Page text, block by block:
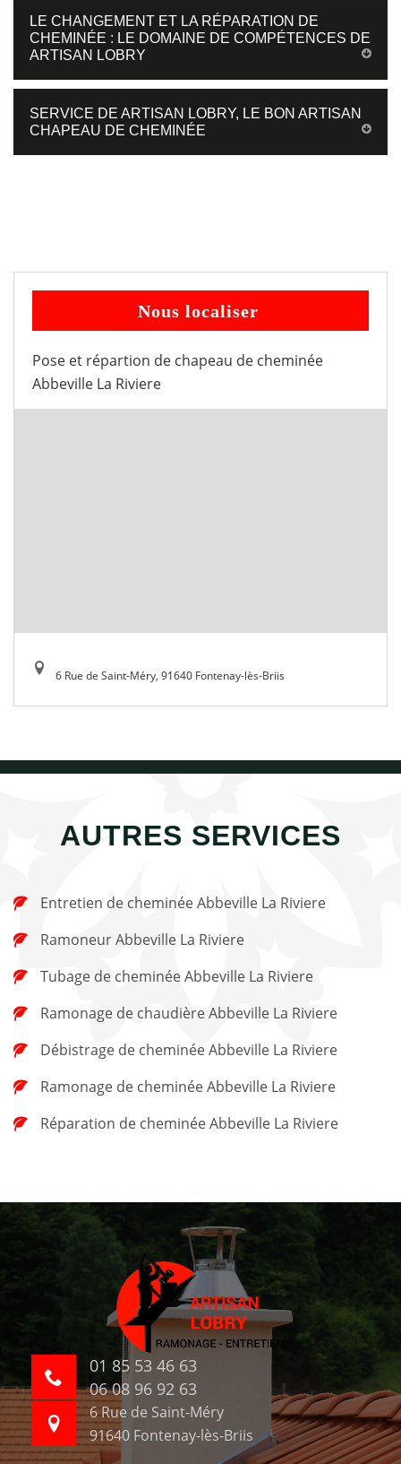
LE CHANGEMENT ET LA RÉPARATION DE
CHEMINÉE : LE DOMAINE DE COMPÉTENCES DE
ARTISAN LOBRY
SERVICE DE ARTISAN LOBRY, LE BON ARTISAN
CHAPEAU DE CHEMINÉE
Nous localiser
Pose et répartion de chapeau de cheminée
Abbeville La Riviere
6 Rue de Saint-Méry, 91640 Fontenay-lès-Briis
AUTRES SERVICES
Entretien de cheminée Abbeville La Riviere
Ramoneur Abbeville La Riviere
Tubage de cheminée Abbeville La Riviere
Ramonage de chaudière Abbeville La Riviere
Débistrage de cheminée Abbeville La Riviere
Ramonage de cheminée Abbeville La Riviere
Réparation de cheminée Abbeville La Riviere
01 85 53 46 63
06 08 96 92 63
6 Rue de Saint-Méry
91640 Fontenay-lès-Briis